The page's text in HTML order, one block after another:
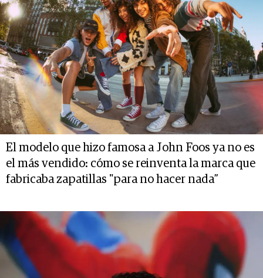
El modelo que hizo famosa a John Foos ya no es
el más vendido: cómo se reinventa la marca que
fabricaba zapatillas "para no hacer nada”